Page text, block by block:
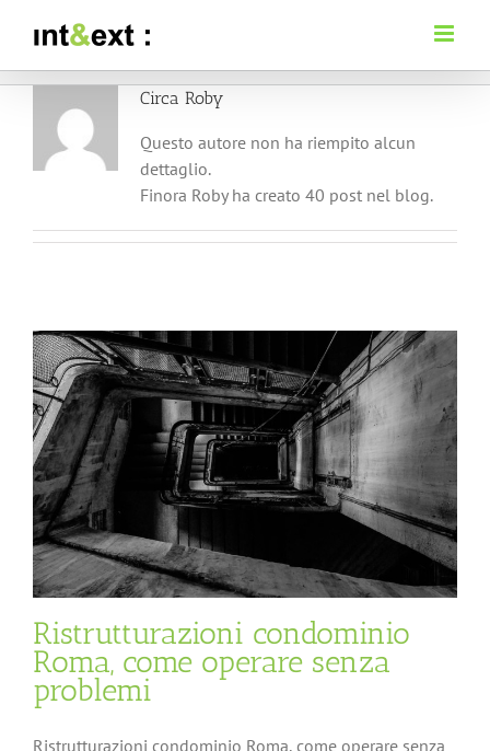
contenuto
Circa Roby
Questo autore non ha riempito alcun
dettaglio.
Finora Roby ha creato 40 post nel blog.
Ristrutturazioni condominio
Roma, come operare senza
problemi
Ristrutturazioni condominio Roma, come operare senza